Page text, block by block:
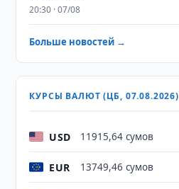
20:30 · 07/08
Больше новостей →
КУРСЫ ВАЛЮТ (ЦБ, 07.08.2026)
USD 11915,64 сумов
EUR 13749,46 сумов